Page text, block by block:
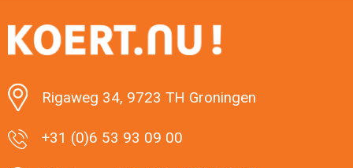
Minimale afname: 50
Rigaweg 34, 9723 TH Groningen
+31 (0)6 53 93 09 00